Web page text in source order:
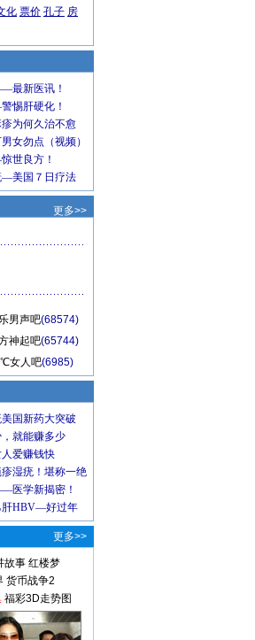
化 票价 孔子 房
更多>>
男声吧(68574)
神起吧(65744)
女人吧(6985)
更多>>
故事 红楼梦
货币战争2
福彩3D走势图